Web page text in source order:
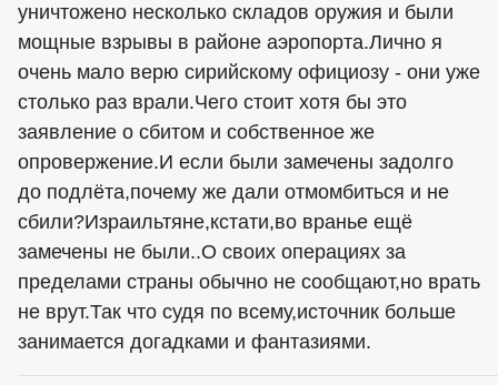
уничтожено несколько складов оружия и были
мощные взрывы в районе аэропорта.Лично я
очень мало верю сирийскому официозу - они уже
столько раз врали.Чего стоит хотя бы это
заявление о сбитом и собственное же
опровержение.И если были замечены задолго
до подлёта,почему же дали отмомбиться и не
сбили?Израильтяне,кстати,во вранье ещё
замечены не были..О своих операциях за
пределами страны обычно не сообщают,но врать
не врут.Так что судя по всему,источник больше
занимается догадками и фантазиями.